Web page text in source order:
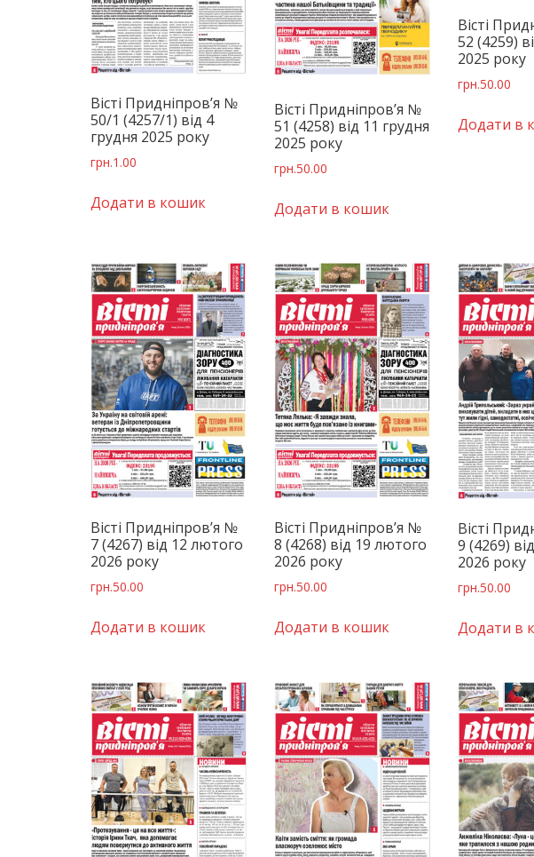
Вісті Придніпров’я №
50/1 (4257/1) від 4
грудня 2025 року
грн.1.00
Додати в кошик
Вісті Придніпров’я №
51 (4258) від 11 грудня
2025 року
грн.50.00
Додати в кошик
Вісті
52 (4259)
2025 року
грн.50.00
Додати в
Вісті Придніпров’я №
7 (4267) від 12 лютого
2026 року
грн.50.00
Додати в кошик
Вісті Придніпров’я №
8 (4268) від 19 лютого
2026 року
грн.50.00
Додати в кошик
Вісті
9 (4269)
2026 року
грн.50.00
Додати в